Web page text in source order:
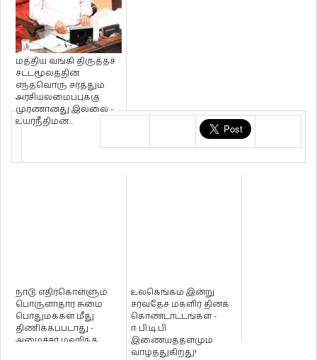
மத்திய வங்கி திருத்தச்
சட்டமூலத்தின்
எந்தவொரு சரத்தும்
அரசியலமைப்புக்கு
முரணானது இல்லை -
உயர்நீதிமன்...
நாடு எதிர்கொள்ளும்
பொருளாதார சுமை
பொதுமக்கள் மீது
திணிக்கப்படாது -
அமைச்சர் மஹிந்த
உலகெங்கம் இன்று
சர்வதேச மகளிர் தினக்
கொண்டாட்டங்கள் -
ஈ.பி.டி.பி
இணையத்தளமும்
வாழ்த்துகிறது!